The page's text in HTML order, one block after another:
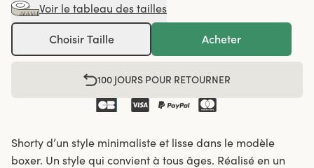
Voir le tableau des tailles
Choisir Taille Acheter
100 JOURS POUR RETOURNER
Shorty d’un style minimaliste et lisse dans le modèle
boxer. Un style qui convient à tous âges. Réalisé en un